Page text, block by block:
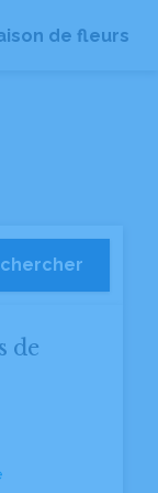
de fleurs
de